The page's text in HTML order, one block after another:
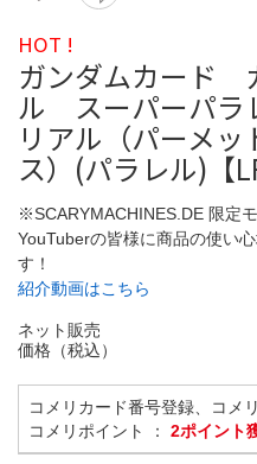
HOT !
ガンダムカード
ル スーパーパラ
リアル（パーメ
ス）(パラレル)【
※SCARYMACHINES.DE 限定
YouTuberの皆様に商品の使い
す！
紹介動画はこちら
ネット販売
価格（税込）
コメリカード番号登録、コメ
コメリポイント ： 2ポイント